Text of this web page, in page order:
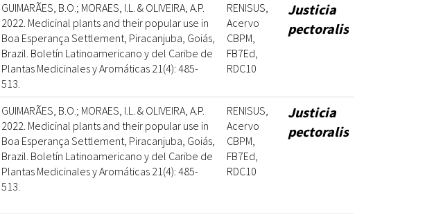
GUIMARÃES, B.O.; MORAES, I.L. & OLIVEIRA, A.P.
2022. Medicinal plants and their popular use in
Boa Esperança Settlement, Piracanjuba, Goiás,
Brazil. Boletín Latinoamericano y del Caribe de
Plantas Medicinales y Aromáticas 21(4): 485-
513.
RENISUS,
Acervo
CBPM,
FB7Ed,
RDC10
Justicia
pectoralis
GUIMARÃES, B.O.; MORAES, I.L. & OLIVEIRA, A.P.
2022. Medicinal plants and their popular use in
Boa Esperança Settlement, Piracanjuba, Goiás,
Brazil. Boletín Latinoamericano y del Caribe de
Plantas Medicinales y Aromáticas 21(4): 485-
513.
RENISUS,
Acervo
CBPM,
FB7Ed,
RDC10
Justicia
pectoralis